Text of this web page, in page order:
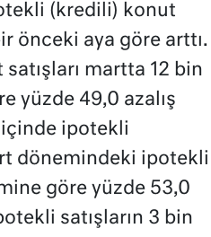
(kredili) konut
önceki aya göre arttı.
martta 12 bin
yüzde 49,0 azalış
içinde ipotekli
dönemindeki ipotekli
göre yüzde 53,0
satışların 3 bin